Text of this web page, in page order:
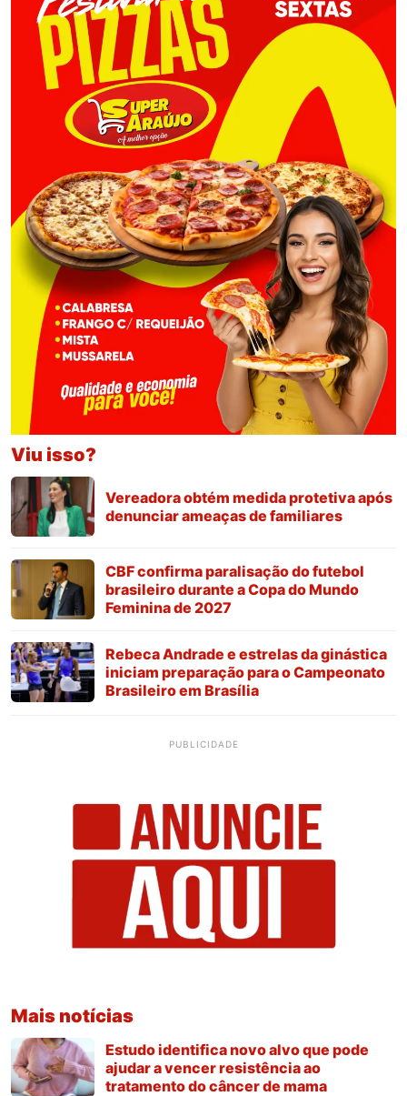
Viu isso?
Vereadora obtém medida protetiva após
denunciar ameaças de familiares
CBF confirma paralisação do futebol
brasileiro durante a Copa do Mundo
Feminina de 2027
Rebeca Andrade e estrelas da ginástica
iniciam preparação para o Campeonato
Brasileiro em Brasília
PUBLICIDADE
Mais notícias
Estudo identifica novo alvo que pode
ajudar a vencer resistência ao
tratamento do câncer de mama